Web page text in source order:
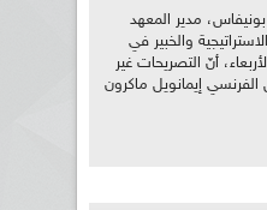
مدير المعهد
والخبير في
أنّ التصريحات غير
الفرنسي إيمانويل ماكرون